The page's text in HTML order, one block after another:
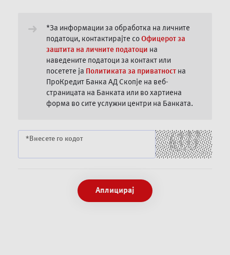
*За информации за обработка на личните
податоци, контактирајте со Офицерот за
заштита на личните податоци на
наведените податоци за контакт или
посетете ја Политиката за приватност на
ПроКредит Банка АД Скопје на веб-
страницата на Банката или во хартиена
форма во сите услужни центри на Банката.
*Внесете го кодот